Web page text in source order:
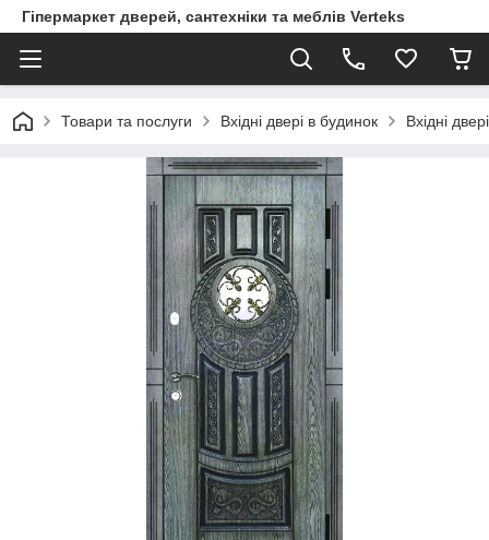
Гіпермаркет дверей, сантехніки та меблів Verteks
Товари та послуги Вхідні двері в будинок Вхідні